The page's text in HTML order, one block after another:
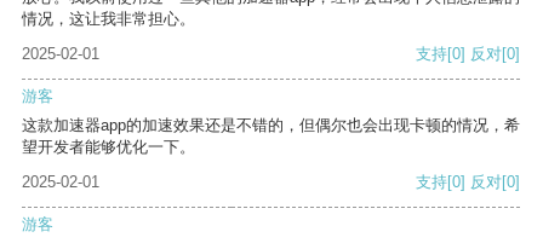
情况，这让我非常担心。
2025-02-01
支持[0] 反对[0]
游客
这款加速器app的加速效果还是不错的，但偶尔也会出现卡顿的情况，希
望开发者能够优化一下。
2025-02-01
支持[0] 反对[0]
游客